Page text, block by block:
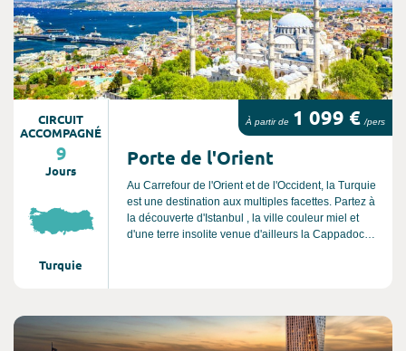
CIRCUIT
ACCOMPAGNÉ
9
Jours
Turquie
À partir de 1 099 € /pers
Porte de l'Orient
Au Carrefour de l'Orient et de l'Occident, la Turquie
est une destination aux multiples facettes. Partez à
la découverte d'Istanbul , la ville couleur miel et
d'une terre insolite venue d'ailleurs la Cappadoce !
Consultez l'offre de voyage